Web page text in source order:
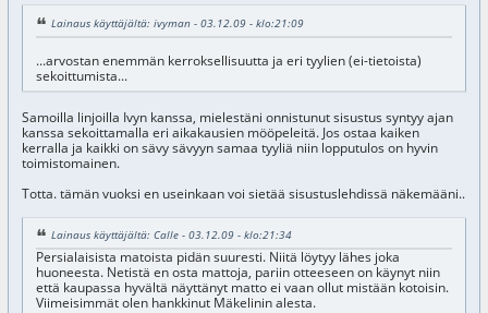
Lainaus käyttäjältä: ivyman - 03.12.09 - klo:21:09
...arvostan enemmän kerroksellisuutta ja eri tyylien (ei-tietoista)
sekoittumista...
Samoilla linjoilla Ivyn kanssa, mielestäni onnistunut sisustus syntyy ajan
kanssa sekoittamalla eri aikakausien mööpeleitä. Jos ostaa kaiken
kerralla ja kaikki on sävy sävyyn samaa tyyliä niin lopputulos on hyvin
toimistomainen.
Totta. tämän vuoksi en useinkaan voi sietää sisustuslehdissä näkemääni..
Lainaus käyttäjältä: Calle - 03.12.09 - klo:21:34
Persialaisista matoista pidän suuresti. Niitä löytyy lähes joka
huoneesta. Netistä en osta mattoja, pariin otteeseen on käynyt niin
että kaupassa hyvältä näyttänyt matto ei vaan ollut mistään kotoisin.
Viimeisimmät olen hankkinut Mäkelinin alesta.